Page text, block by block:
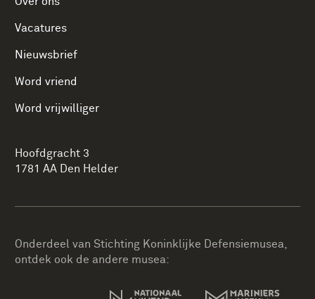
Vacatures
Nieuwsbrief
Word vriend
Word vrijwilliger
Hoofdgracht 3
1781 AA Den Helder
Onderdeel van Stichting Koninklijke Defensiemusea,
ontdek ook de andere musea: